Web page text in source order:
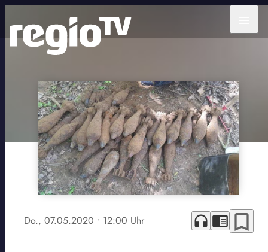
Do., 07.05.2020 • 12:00 Uhr headphones chrome_reader_mode bookmark_border